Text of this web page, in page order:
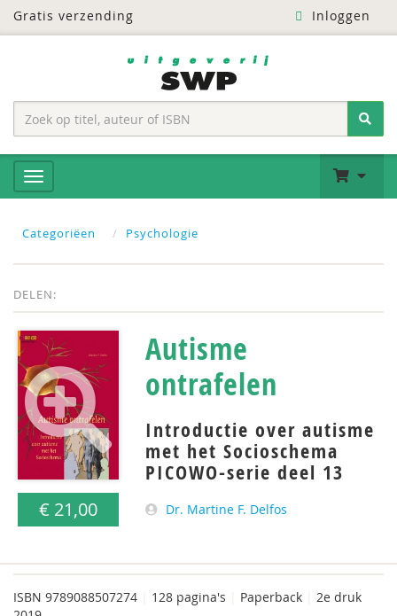
Gratis verzending Inloggen
Categoriëen Psychologie
DELEN:
€ 21,00
Autisme
ontrafelen
Introductie over autisme
met het Socioschema
PICOWO-serie deel 13
Dr. Martine F. Delfos
ISBN 9789088507274 128 pagina's Paperback
2e druk